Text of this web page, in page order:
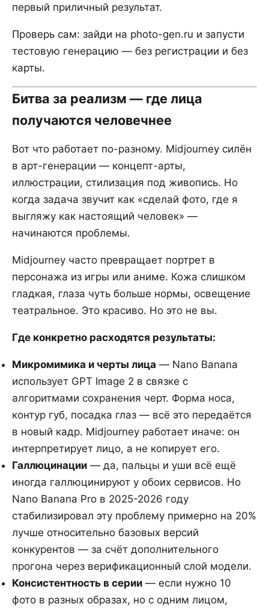
первый приличный результат.
Проверь сам: зайди на photo-gen.ru и запусти
тестовую генерацию — без регистрации и без
карты.
Битва за реализм — где лица
получаются человечнее
Вот что работает по-разному. Midjourney силён
в арт-генерации — концепт-арты,
иллюстрации, стилизация под живопись. Но
когда задача звучит как «сделай фото, где я
выгляжу как настоящий человек» —
начинаются проблемы.
Midjourney часто превращает портрет в
персонажа из игры или аниме. Кожа слишком
гладкая, глаза чуть больше нормы, освещение
театральное. Это красиво. Но это не вы.
Где конкретно расходятся результаты:
Микромимика и черты лица — Nano Banana
использует GPT Image 2 в связке с
алгоритмами сохранения черт. Форма носа,
контур губ, посадка глаз — всё это передаётся
в новый кадр. Midjourney работает иначе: он
интерпретирует лицо, а не копирует его.
Галлюцинации — да, пальцы и уши всё ещё
иногда галлюцинируют у обоих сервисов. Но
Nano Banana Pro в 2025-2026 году
стабилизировал эту проблему примерно на 20%
лучше относительно базовых версий
конкурентов — за счёт дополнительного
прогона через верификационный слой модели.
Консистентность в серии — если нужно 10
фото в разных образах, но с одним лицом,